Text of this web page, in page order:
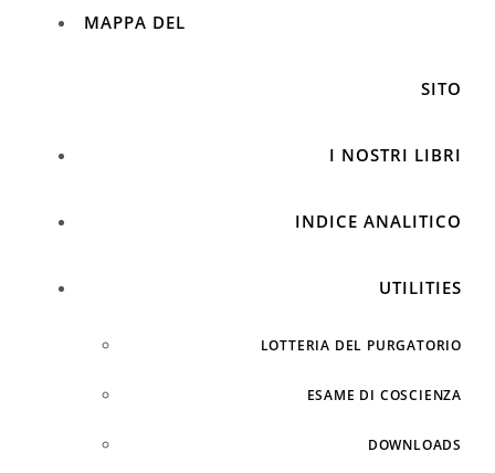
MAPPA DEL
SITO
I NOSTRI LIBRI
INDICE ANALITICO
UTILITIES
LOTTERIA DEL PURGATORIO
ESAME DI COSCIENZA
DOWNLOADS